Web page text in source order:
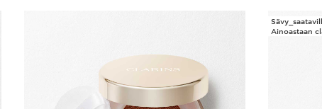
Ainoastaan